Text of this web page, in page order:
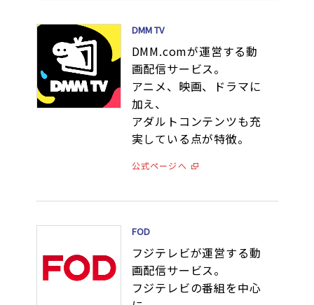
DMM TV
DMM.comが運営する動
画配信サービス。
アニメ、映画、ドラマに
加え、
アダルトコンテンツも充
実している点が特徴。
公式ページへ
FOD
フジテレビが運営する動
画配信サービス。
フジテレビの番組を中心